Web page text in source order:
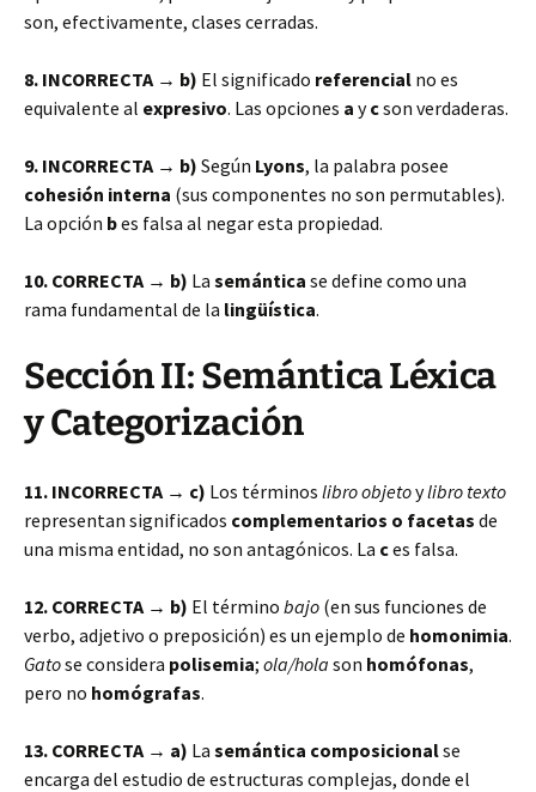
son, efectivamente, clases cerradas.
8. INCORRECTA → b) El significado referencial no es
equivalente al expresivo. Las opciones a ycson verdaderas.
9. INCORRECTA → b) Según Lyons, la palabra posee
cohesión interna (sus componentes no son permutables).
La opción bes falsa al negar esta propiedad.
10. CORRECTA → b) La semántica se define como una
rama fundamental de la lingüística.
Sección II: Semántica Léxica
y Categorización
11. INCORRECTA → c) Los términos libro objetoylibro texto
representan significados complementarios o facetas de
una misma entidad, no son antagónicos. La ces falsa.
12. CORRECTA → b) El término bajo (en sus funciones de
verbo, adjetivo o preposición) es un ejemplo de homonimia.
Gatose considera polisemia; ola/hola son homófonas,
pero no homógrafas.
13. CORRECTA → a) La semántica composicionalse
encarga del estudio de estructuras complejas, donde el